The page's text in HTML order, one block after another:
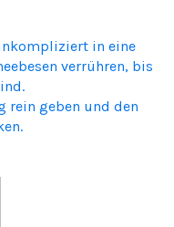
in eine
verrühren, bis
rein geben und den